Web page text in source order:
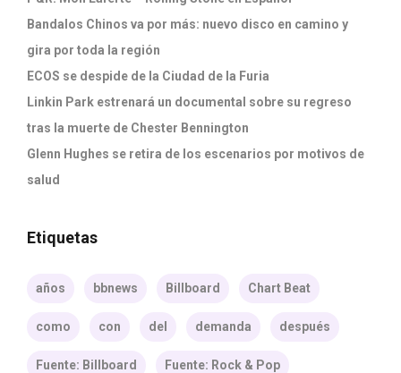
Bandalos Chinos va por más: nuevo disco en camino y
gira por toda la región
ECOS se despide de la Ciudad de la Furia
Linkin Park estrenará un documental sobre su regreso
tras la muerte de Chester Bennington
Glenn Hughes se retira de los escenarios por motivos de
salud
Etiquetas
años bbnews Billboard Chart Beat
como con del demanda después
Fuente: Billboard Fuente: Rock & Pop